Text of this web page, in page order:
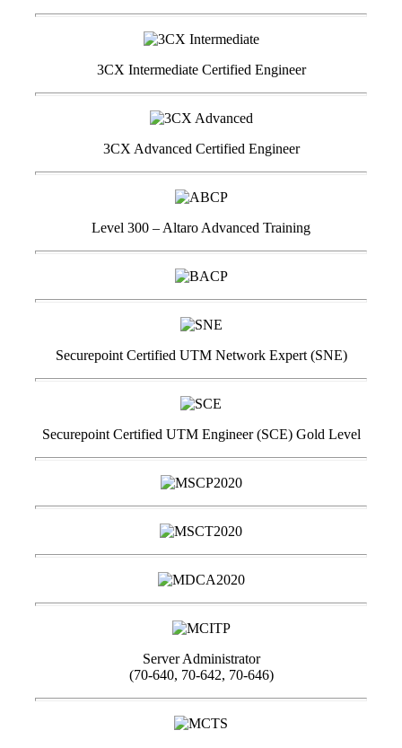
3CX Intermediate Certified Engineer
3CX Advanced Certified Engineer
Level 300 – Altaro Advanced Training
Securepoint Certified UTM Network Expert (SNE)
Securepoint Certified UTM Engineer (SCE) Gold Level
Server Administrator
(70-640, 70-642, 70-646)